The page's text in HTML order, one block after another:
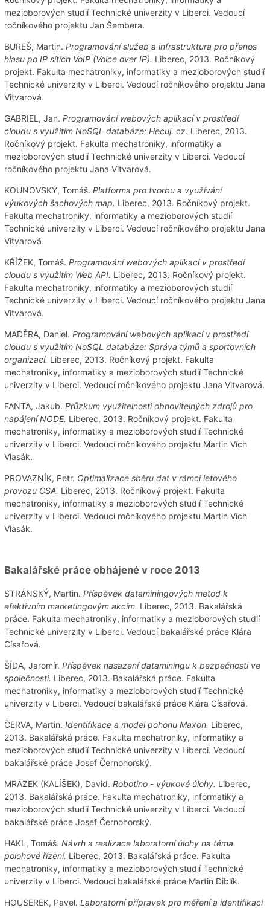
mezioborových studií Technické univerzity v Liberci. Vedoucí
ročníkového projektu Jan Šembera.
BUREŠ, Martin. Programování služeb a infrastruktura pro přenos
hlasu po IP sítích VoIP (Voice over IP). Liberec, 2013. Ročníkový
projekt. Fakulta mechatroniky, informatiky a mezioborových studií
Technické univerzity v Liberci. Vedoucí ročníkového projektu Jana
Vitvarová.
GABRIEL, Jan. Programování webových aplikací v prostředí
cloudu s využitím NoSQL databáze: Hecuj. cz. Liberec, 2013.
Ročníkový projekt. Fakulta mechatroniky, informatiky a
mezioborových studií Technické univerzity v Liberci. Vedoucí
ročníkového projektu Jana Vitvarová.
KOUNOVSKÝ, Tomáš. Platforma pro tvorbu a využívání
výukových šachových map. Liberec, 2013. Ročníkový projekt.
Fakulta mechatroniky, informatiky a mezioborových studií
Technické univerzity v Liberci. Vedoucí ročníkového projektu Jana
Vitvarová.
KŘÍŽEK, Tomáš. Programování webových aplikací v prostředí
cloudu s využitím Web API. Liberec, 2013. Ročníkový projekt.
Fakulta mechatroniky, informatiky a mezioborových studií
Technické univerzity v Liberci. Vedoucí ročníkového projektu Jana
Vitvarová.
MADĚRA, Daniel. Programování webových aplikací v prostředí
cloudu s využitím NoSQL databáze: Správa týmů a sportovních
organizací. Liberec, 2013. Ročníkový projekt. Fakulta
mechatroniky, informatiky a mezioborových studií Technické
univerzity v Liberci. Vedoucí ročníkového projektu Jana Vitvarová.
FANTA, Jakub. Průzkum využitelnosti obnovitelných zdrojů pro
napájení NODE. Liberec, 2013. Ročníkový projekt. Fakulta
mechatroniky, informatiky a mezioborových studií Technické
univerzity v Liberci. Vedoucí ročníkového projektu Martin Vích
Vlasák.
PROVAZNÍK, Petr. Optimalizace sběru dat v rámci letového
provozu CSA. Liberec, 2013. Ročníkový projekt. Fakulta
mechatroniky, informatiky a mezioborových studií Technické
univerzity v Liberci. Vedoucí ročníkového projektu Martin Vích
Vlasák.
Bakalářské práce obhájené v roce 2013
STRÁNSKÝ, Martin. Příspěvek dataminingových metod k
efektivním marketingovým akcím. Liberec, 2013. Bakalářská
práce. Fakulta mechatroniky, informatiky a mezioborových studií
Technické univerzity v Liberci. Vedoucí bakalářské práce Klára
Císařová.
ŠÍDA, Jaromír. Příspěvek nasazení dataminingu k bezpečnosti ve
společnosti. Liberec, 2013. Bakalářská práce. Fakulta
mechatroniky, informatiky a mezioborových studií Technické
univerzity v Liberci. Vedoucí bakalářské práce Klára Císařová.
ČERVA, Martin. Identifikace a model pohonu Maxon. Liberec,
2013. Bakalářská práce. Fakulta mechatroniky, informatiky a
mezioborových studií Technické univerzity v Liberci. Vedoucí
bakalářské práce Josef Černohorský.
MRÁZEK (KALÍŠEK), David. Robotino - výukové úlohy. Liberec,
2013. Bakalářská práce. Fakulta mechatroniky, informatiky a
mezioborových studií Technické univerzity v Liberci. Vedoucí
bakalářské práce Josef Černohorský.
HAKL, Tomáš. Návrh a realizace laboratorní úlohy na téma
polohové řízení. Liberec, 2013. Bakalářská práce. Fakulta
mechatroniky, informatiky a mezioborových studií Technické
univerzity v Liberci. Vedoucí bakalářské práce Martin Diblík.
HOUSEREK, Pavel. Laboratorní přípravek pro měření a identifikaci